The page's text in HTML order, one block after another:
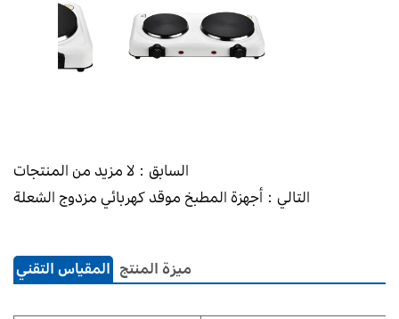
السابق：لا مزيد من المنتجات
التالي：أجهزة المطبخ موقد كهربائي مزدوج الشعلة
المقياس التقني ميزة المنتج